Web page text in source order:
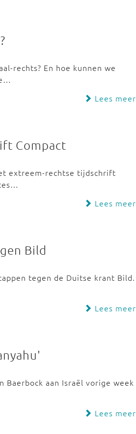
rechts? En hoe kunnen we
Lees meer
Compact
extreem-rechtse tijdschrift
Lees meer
Bild
tegen de Duitse krant Bild.
Lees meer
Baerbock aan Israël vorige week
Lees meer